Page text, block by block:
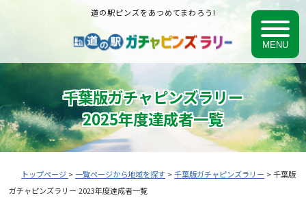
道の駅ピンズをあつめてまわろう!
千葉版ガチャピンズラリー
2025年度達成者一覧
トップページ >一覧ページから地域を探す >千葉版ガチャピンズラリー > 千葉版
ガチャピンズラリー 2023年度達成者一覧